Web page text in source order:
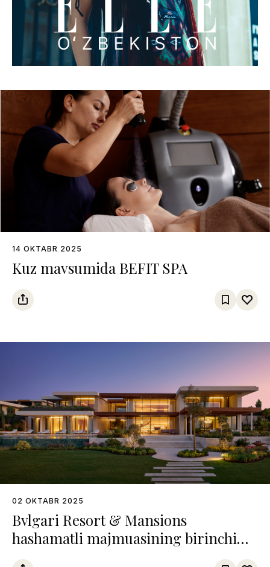
14 OKTABR 2025
Kuz mavsumida BEFIT SPA
02 OKTABR 2025
Bvlgari Resort & Mansions
hashamatli majmuasining birinchi
qasri Bodrumda ochildi